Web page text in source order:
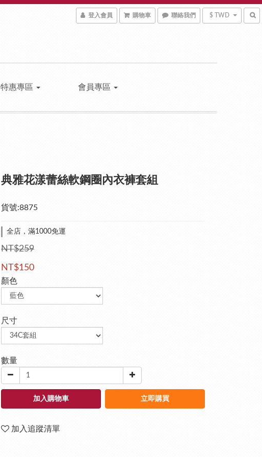
登入會員 購物車 聯絡我們 $ TWD
特惠專區 會員專區
典雅花漾蕾絲軟鋼圈內衣褲套組
貨號:8875
全店，滿1000免運
NT$259
NT$150
顏色
尺寸
數量
加入購物車 立即購買
加入追蹤清單